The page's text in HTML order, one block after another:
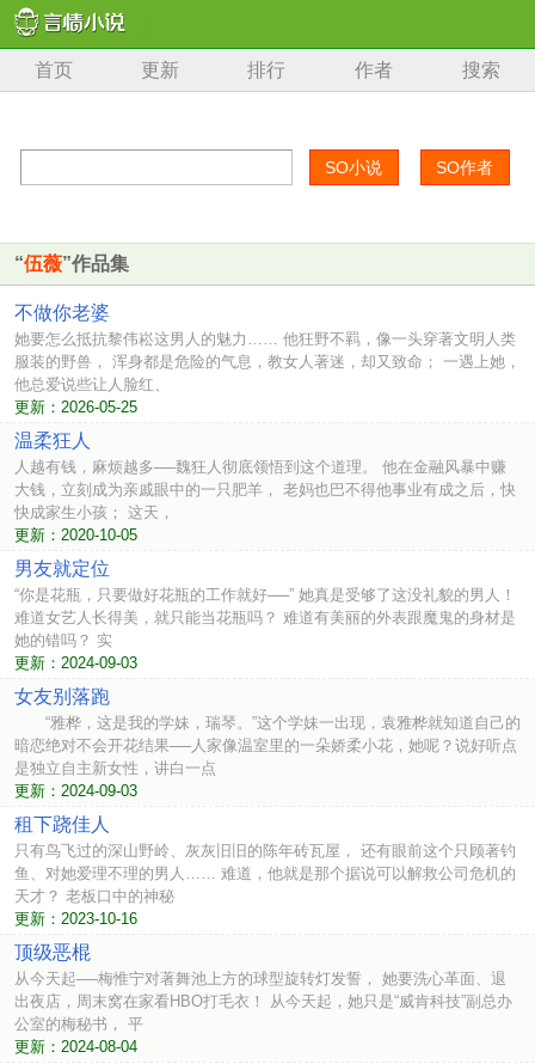
首页 更新 排行 作者 搜索
“伍薇”作品集
不做你老婆
她要怎么抵抗黎伟崧这男人的魅力…… 他狂野不羁，像一头穿著文明人类
服装的野兽， 浑身都是危险的气息，教女人著迷，却又致命； 一遇上她，
他总爱说些让人脸红、
更新：2026-05-25
温柔狂人
人越有钱，麻烦越多──魏狂人彻底领悟到这个道理。 他在金融风暴中赚
大钱，立刻成为亲戚眼中的一只肥羊， 老妈也巴不得他事业有成之后，快
快成家生小孩； 这天，
更新：2020-10-05
男友就定位
“你是花瓶，只要做好花瓶的工作就好──” 她真是受够了这没礼貌的男人！
难道女艺人长得美，就只能当花瓶吗？ 难道有美丽的外表跟魔鬼的身材是
她的错吗？ 实
更新：2024-09-03
女友别落跑
“雅桦，这是我的学妹，瑞琴。”这个学妹一出现，袁雅桦就知道自己的
暗恋绝对不会开花结果──人家像温室里的一朵娇柔小花，她呢？说好听点
是独立自主新女性，讲白一点
更新：2024-09-03
租下跷佳人
只有鸟飞过的深山野岭、灰灰旧旧的陈年砖瓦屋， 还有眼前这个只顾著钓
鱼、对她爱理不理的男人…… 难道，他就是那个据说可以解救公司危机的
天才？ 老板口中的神秘
更新：2023-10-16
顶级恶棍
从今天起──梅惟宁对著舞池上方的球型旋转灯发誓， 她要洗心革面、退
出夜店，周末窝在家看HBO打毛衣！ 从今天起，她只是“威肯科技”副总办
公室的梅秘书， 平
更新：2024-08-04